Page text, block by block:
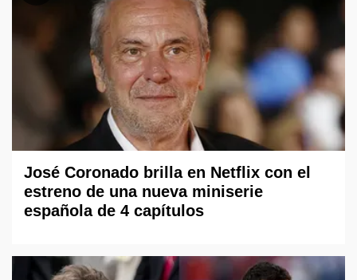
José Coronado brilla en Netflix con el
estreno de una nueva miniserie
española de 4 capítulos